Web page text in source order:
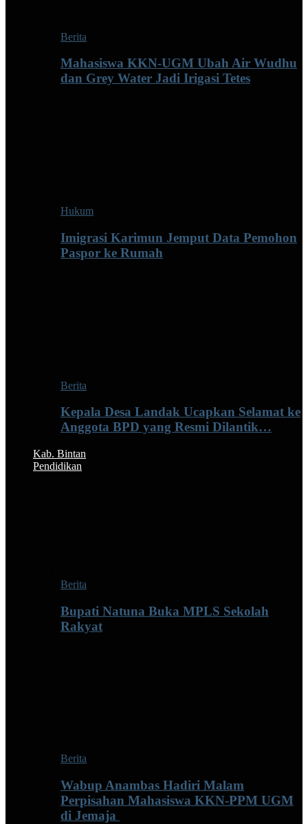
Berita
Mahasiswa KKN-UGM Ubah Air Wudhu
dan Grey Water Jadi Irigasi Tetes
Hukum
Imigrasi Karimun Jemput Data Pemohon
Paspor ke Rumah
Berita
Kepala Desa Landak Ucapkan Selamat ke
Anggota BPD yang Resmi Dilantik…
Kab. Bintan
Pendidikan
Berita
Bupati Natuna Buka MPLS Sekolah
Rakyat
Berita
Wabup Anambas Hadiri Malam
Perpisahan Mahasiswa KKN-PPM UGM
di Jemaja ‎